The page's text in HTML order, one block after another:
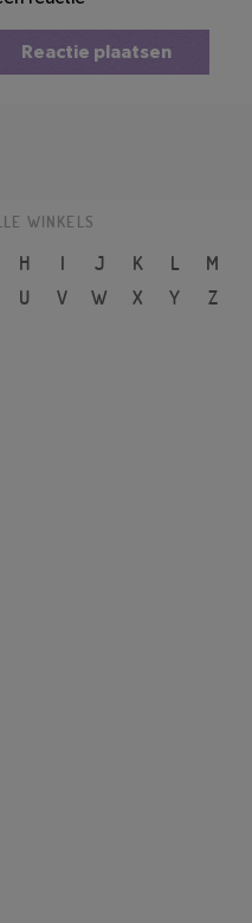
Reactie plaatsen
WINKELS
H I J K L
M
U V W X Y
Z